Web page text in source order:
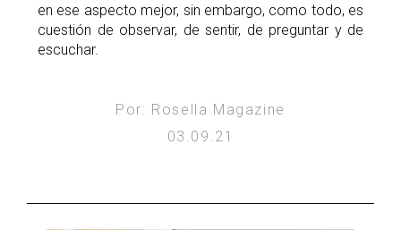
en ese aspecto mejor, sin embargo, como todo, es
cuestión de observar, de sentir, de preguntar y de
escuchar.
Por: Rosella Magazine
03.09.21